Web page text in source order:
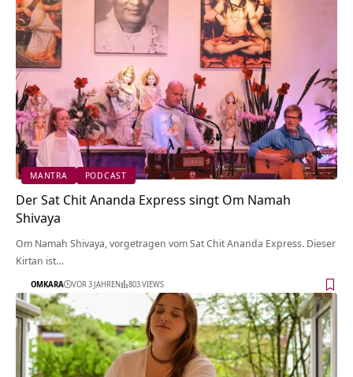
MANTRA PODCAST
Der Sat Chit Ananda Express singt Om Namah
Shivaya
Om Namah Shivaya, vorgetragen vom Sat Chit Ananda Express. Dieser
Kirtan ist…
OMKARA VOR 3 JAHREN 803 VIEWS